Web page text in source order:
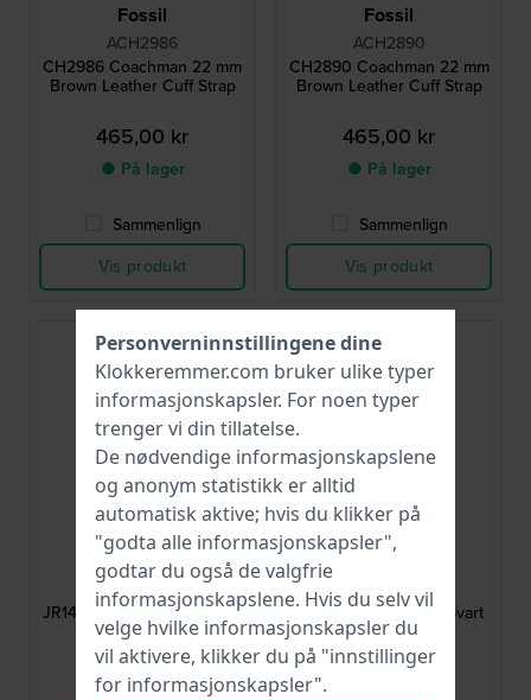
Fossil
ACH2986
CH2986 Coachman 22 mm
Brown Leather Cuff Strap
465,00 kr
● På lager
Sammenlign
Vis produkt
Fossil
ACH2890
CH2890 Coachman 22 mm
Brown Leather Cuff Strap
465,00 kr
● På lager
Sammenlign
Vis produkt
Fossil
AJR1424
JR1424 Nate 24 mm Brown
Leather Strap
465,00 kr
Fossil
AJR1354
JR1354 Nate 24 mm Svart
lærrem
Personverninnstillingene dine
Klokkeremmer.com bruker ulike typer
informasjonskapsler. For noen typer
trenger vi din tillatelse.
De nødvendige informasjonskapslene
og anonym statistikk er alltid
automatisk aktive; hvis du klikker på
"godta alle informasjonskapsler",
godtar du også de valgfrie
informasjonskapslene. Hvis du selv vil
velge hvilke informasjonskapsler du
vil aktivere, klikker du på "innstillinger
for informasjonskapsler".